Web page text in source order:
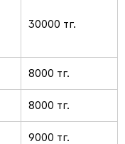
30000 тг.
8000 тг.
8000 тг.
9000 тг.